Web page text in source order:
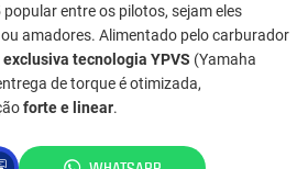
entre os pilotos, sejam eles
amadores. Alimentado pelo carburador
exclusiva tecnologia YPVS (Yamaha
de torque é otimizada,
forte e linear.